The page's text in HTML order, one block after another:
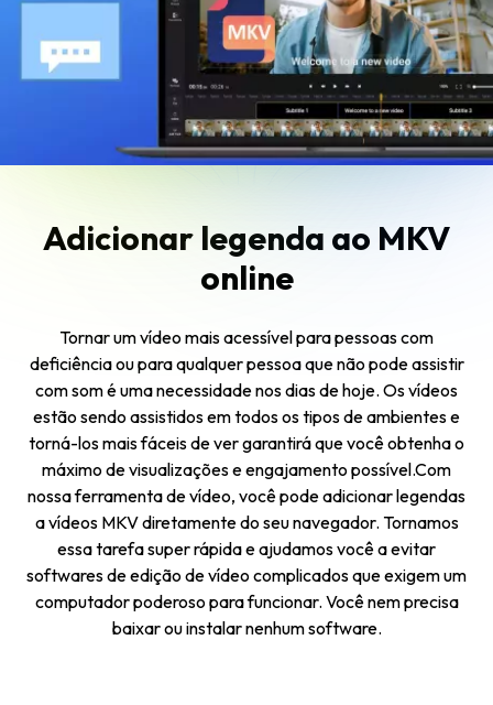
Adicionar legenda ao MKV
online
Tornar um vídeo mais acessível para pessoas com
deficiência ou para qualquer pessoa que não pode assistir
com som é uma necessidade nos dias de hoje. Os vídeos
estão sendo assistidos em todos os tipos de ambientes e
torná-los mais fáceis de ver garantirá que você obtenha o
máximo de visualizações e engajamento possível.Com
nossa ferramenta de vídeo, você pode adicionar legendas
a vídeos MKV diretamente do seu navegador. Tornamos
essa tarefa super rápida e ajudamos você a evitar
softwares de edição de vídeo complicados que exigem um
computador poderoso para funcionar. Você nem precisa
baixar ou instalar nenhum software.